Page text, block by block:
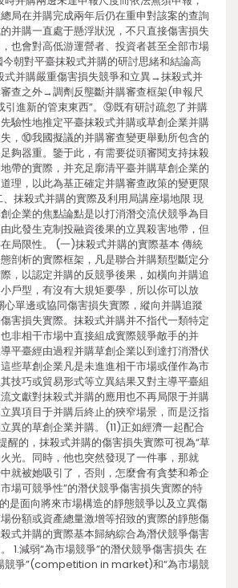
局在并購完成兩年后仍在重申對該案的查詢
并購一直處于懸浮狀況，不只直接傷害損失
也會對高低游運營者、投資者甚至全部市場
朝對平臺抹殺式并購的研討思緒和結論高
式并購嚴重傷害損失競爭和立異→抹殺式并
查之外→調劑反壟斷并購審查框架(申報尺
引進新的管束東西”。⑨既有研討疏忽了并購
驗性地推定平臺抹殺式并購或草創企業并購
，⑩我國擬議的并購審查變更舉動所包含的
夠器重。鑒于此，有需要從頭審閱支持抹殺
帶的實際，并充足廓清平臺并購草創企業的
理，以此為基正確定并購審查政策的變更限
抹殺式并購的實際及利用局講座場地限 現
企業的焦點論點是以打消潛交流伏競爭為目
此發生克制投融資後果的立異殺害地帶，但
局限性。 (一)抹殺式并購的實際基本 傳統
剖析的實際框架，凡是聯合并購類型斷定分
，以認定并購的反競爭後果，如橫向并購追
戶型，有沒有大規矩要學，所以你可以放
心單邊或協同傷害損失實際，縱向并購追蹤
害損失實際。抹殺式并購并不指代一類特定
非相干市場中直接組成實際競爭敵手的并
平臺經由過程并購草創企業以到達打消潛伏
些草創企業凡是未進進相干市場或僅作為市
技巧或貿易形式等立異結果又對主導平臺組
文獻對抹殺式并購的應用也不再局限于并購
異項目于并購后終止的狹窄場景，而是泛指
異的草創企業并購。(11)正如經濟一起配合
醒的，抹殺式并購的傷害損失實際可視為“草
光。同時，他也突然發現了一件事，那就
就被她吸引了，否則，怎麼會有貪婪和希企
場可競爭性”的潛伏競爭傷害損失實際的特
是面向將來市場構造的靜態競爭以及立異傷
份額或資產總量激增等招致的實際的靜態傷
式并購的實際基本歸納綜合為潛伏競爭傷害
1.減弱“為市場競爭”的潛伏競爭傷害損失 在
競爭”(competition in market)和“為市場競